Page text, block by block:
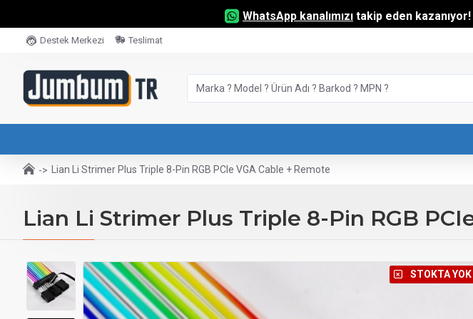
WhatsApp kanalımızı takip eden
Destek Merkezi Teslimat
Lian Li Strimer Plus Triple 8-Pin RGB PCIe VGA Cable + Remote
Lian Li Strimer Plus Triple 8-Pin RGB
⠀STOKTA YOK